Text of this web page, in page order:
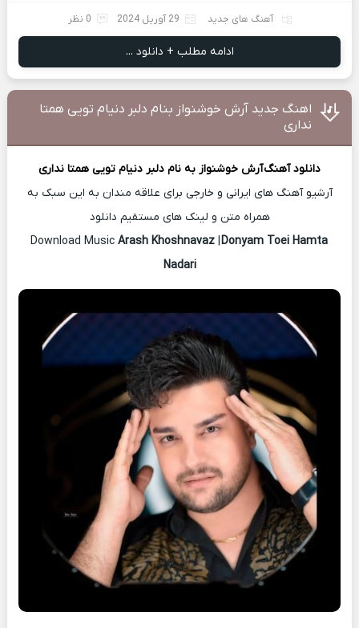
آهنگ های جدید 29 آوریل 2024 0 نظر
ادامه مطلب + دانلود ...
اهنگ جدید آرش خوشنواز بنام دلبر دنیام تویی همتا
نداری
دانلود آهنگآرش خوشنواز به نام دلبر دنیام تویی همتا نداری
آرشیو آهنگ های ایرانی و خارجی برای علاقه مندان به این سبک به
همراه متن و لینک های مستقیم دانلود
Arash Khoshnavaz |Donyam Toei Hamta
Nadari